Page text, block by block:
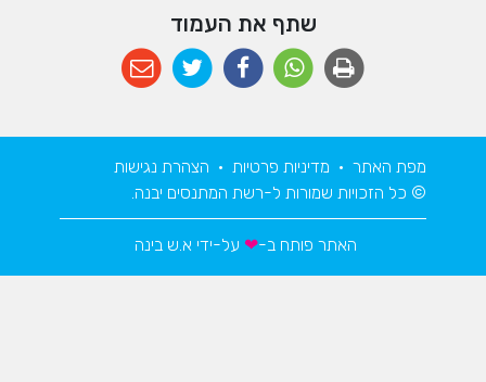
שתף את העמוד
מפת האתר • מדיניות פרטיות • הצהרת נגישות
© כל הזכויות שמורות ל-רשת המתנסים יבנה.
האתר פותח ב-❤ על-ידי א.ש בינה